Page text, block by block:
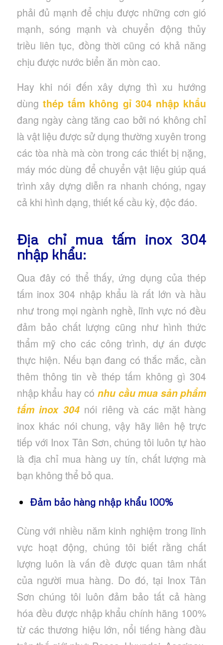
phải đủ mạnh để chịu được những cơn gió
mạnh, sóng mạnh và chuyển động thủy
triều liên tục, đồng thời cũng có khả năng
chịu được nước biển ăn mòn cao.
Hay khi nói đến xây dựng thì xu hướng
dùng thép tấm không gỉ 304 nhập khẩu
đang ngày càng tăng cao bởi nó không chỉ
là vật liệu được sử dụng thường xuyên trong
các tòa nhà mà còn trong các thiết bị nặng,
máy móc dùng để chuyển vật liệu giúp quá
trình xây dựng diễn ra nhanh chóng, ngay
cả khi hình dạng, thiết kế cầu kỳ, độc đáo.
Địa chỉ mua tấm inox 304
nhập khẩu:
Qua đây có thể thấy, ứng dụng của thép
tấm inox 304 nhập khẩu là rất lớn và hầu
như trong mọi ngành nghề, lĩnh vực nó đều
đảm bảo chất lượng cũng như hình thức
thẩm mỹ cho các công trình, dự án được
thực hiện. Nếu bạn đang có thắc mắc, cần
thêm thông tin về thép tấm không gì 304
nhập khẩu hay có nhu cầu mua sản phẩm
tấm inox 304 nói riêng và các mặt hàng
inox khác nói chung, vậy hãy liên hệ trực
tiếp với Inox Tân Sơn, chúng tôi luôn tự hào
là địa chỉ mua hàng uy tín, chất lượng mà
bạn không thể bỏ qua.
Đảm bảo hàng nhập khẩu 100%
Cùng với nhiều năm kinh nghiệm trong lĩnh
vực hoạt động, chúng tôi biết rằng chất
lượng luôn là vấn đề được quan tâm nhất
của người mua hàng. Do đó, tại Inox Tân
Sơn chúng tôi luôn đảm bảo tất cả hàng
hóa đều được nhập khẩu chính hãng 100%
từ các thương hiệu lớn, nổi tiếng hàng đầu